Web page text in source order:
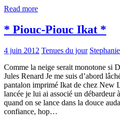
Read more
* Piouc-Piouc Ikat *
4 juin 2012 Tenues du jour
Comme la neige serait monotone si
Jules Renard Je me suis d’abord
pantalon imprimé Ikat de chez New
lancée je lui ai associé un débardeur
quand on se lance dans la douce
confiance, hop…